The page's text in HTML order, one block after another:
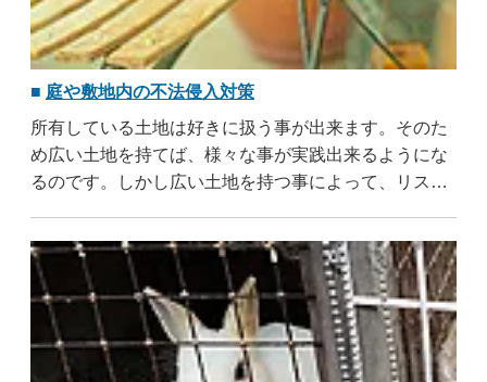
庭や敷地内の不法侵入対策
所有している土地は好きに扱う事が出来ます。そのた
め広い土地を持てば、様々な事が実践出来るようにな
るのです。しかし広い土地を持つ事によって、リスク
クを排除するためには ..
...すべて読む